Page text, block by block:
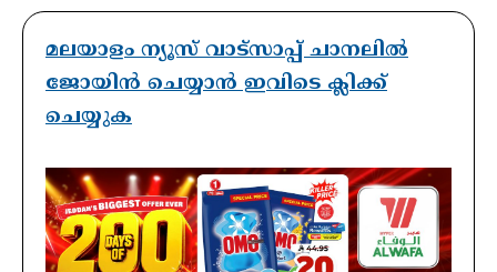
മലയാളം ന്യൂസ് വാട്സാപ്പ് ചാനലിൽ
ജോയിൻ ചെയ്യാൻ ഇവിടെ ക്ലിക്ക്
ചെയ്യുക